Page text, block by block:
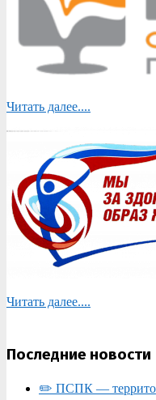
Читать далее....
Читать далее....
Последние новости
✏️ ПСПК —